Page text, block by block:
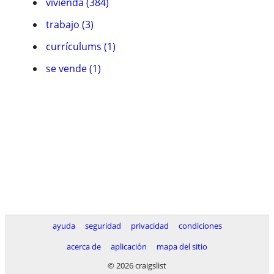
trabajo (3)
currículums (1)
se vende (1)
ayuda seguridad privacidad
condiciones
acerca de
aplicación
mapa del sitio
© 2026 craigslist